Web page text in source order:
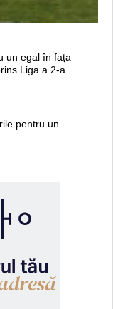
un egal în faţa
Liga a 2-a
pentru un